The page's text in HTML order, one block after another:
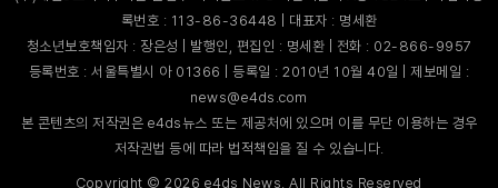
록번호 : 113-86-36448 | 대표자 : 명세환
청소년보호책임자 : 장은성 | 발행인, 편집인 : 명세환 | 전화 : 02-866-9957
등록번호 : 서울특별시 아 01366 | 등록일 : 2010년 10월 40일 | 제보메일 :
news@e4ds.com
본 콘텐츠의 저작권은 e4ds뉴스 또는 제공처에 있으며 이를 무단 이용하는 경우
저작권법 등에 따라 법적책임을 질 수 있습니다.
Copyright ©2026 e4ds News. All Rights Reserved